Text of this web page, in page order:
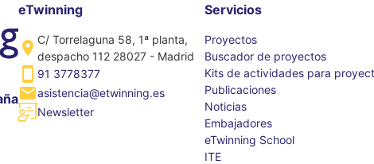
eTwinning
C/ Torrelaguna 58, 1ª planta,
despacho 112 28027 - Madrid
91 3778377
asistencia@etwinning.es
Newsletter
Servicios
Proyectos
Buscador de proyectos
Kits de actividades para
Publicaciones
Noticias
Embajadores
eTwinning School
ITE